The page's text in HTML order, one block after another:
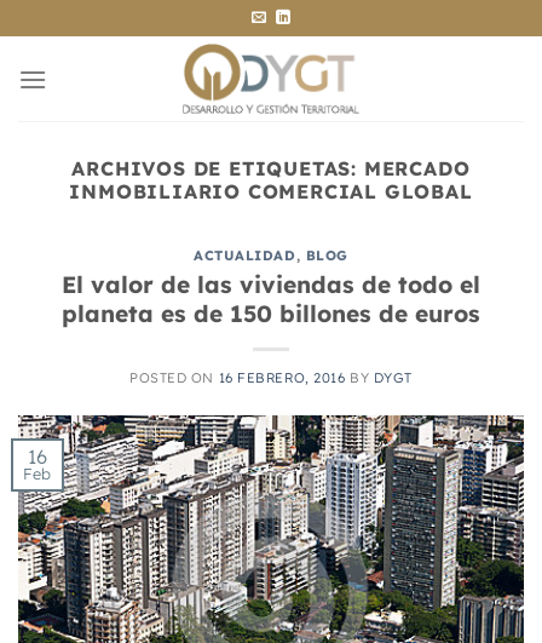
al
contenido
ARCHIVOS DE ETIQUETAS: MERCADO
INMOBILIARIO COMERCIAL GLOBAL
ACTUALIDAD, BLOG
El valor de las viviendas de todo el
planeta es de 150 billones de euros
POSTED ON 16 FEBRERO, 2016 BY DYGT
16
Feb